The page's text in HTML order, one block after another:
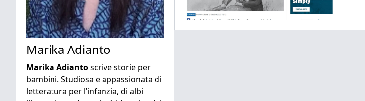
Marika Adianto
Marika Adiantoscrive storie per
bambini. Studiosa e appassionata di
letteratura per l’infanzia, di albi